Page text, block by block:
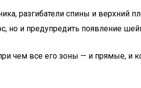
разгибатели спины и верхний
но и предупредить появление
чем все его зоны — и прямые,